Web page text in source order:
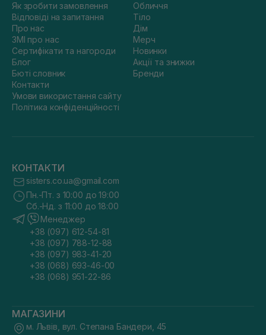
Як зробити замовлення
Відповіді на запитання
Про нас
ЗМІ про нас
Сертифікати та нагороди
Блог
Бюті словник
Контакти
Умови використання сайту
Політика конфіденційності
Обличчя
Тіло
Дім
Мерч
Новинки
Акції та знижки
Бренди
КОНТАКТИ
sisters.co.ua@gmail.com
Пн.-Пт. з 10:00 до 19:00
Сб.-Нд. з 11:00 до 18:00
Менеджер
+38 (097) 612-54-81
+38 (097) 788-12-88
+38 (097) 983-41-20
+38 (068) 693-46-00
+38 (068) 951-22-86
МАГАЗИНИ
м. Львів, вул. Степана Бандери, 45